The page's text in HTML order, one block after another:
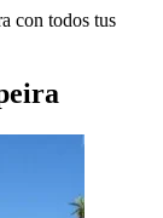
con todos tus